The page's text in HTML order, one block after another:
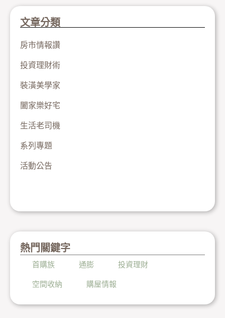
文章分類
房市情報讚
投資理財術
裝潢美學家
闔家樂好宅
生活老司機
系列專題
活動公告
熱門關鍵字
首購族 通膨 投資理財
空間收納 購屋情報